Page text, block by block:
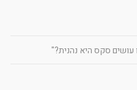
סקס היא נהנית?"